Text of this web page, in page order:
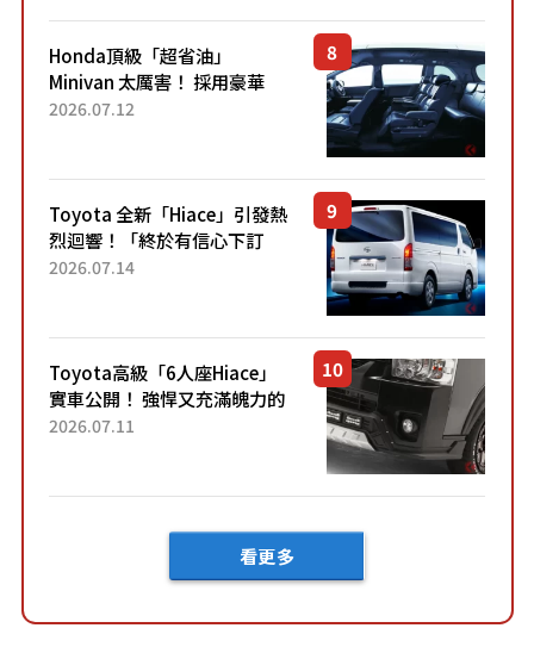
Honda頂級「超省油」
Minivan 太厲害！ 採用豪華
「真皮座椅」與專屬「黑色內
「三...
2026.07.12
Toyota 全新「Hiace」引發熱
烈迴響！「終於有信心下訂
了！」「哪個等級交車最
車？...
2026.07.14
Toyota高級「6人座Hiace」
實車公開！ 強悍又充滿魄力的
「全黑設計」搭配特別「豪華
2026.07.11
看更多